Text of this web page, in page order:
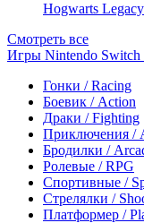
Hogwarts
Смотреть все
Игры Nintendo Switch
Гонки / Racing
Боевик / Action
Драки / Fighting
Приключения /
Бродилки /
Ролевые / RPG
Спортивные /
Стрелялки /
Платформер /